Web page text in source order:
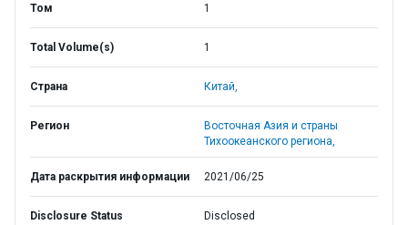
Том 1
Total Volume(s) 1
Страна Китай,
Регион
Восточная Азия и страны
Тихоокеанского региона,
Дата раскрытия информации 2021/06/25
Disclosure Status Disclosed